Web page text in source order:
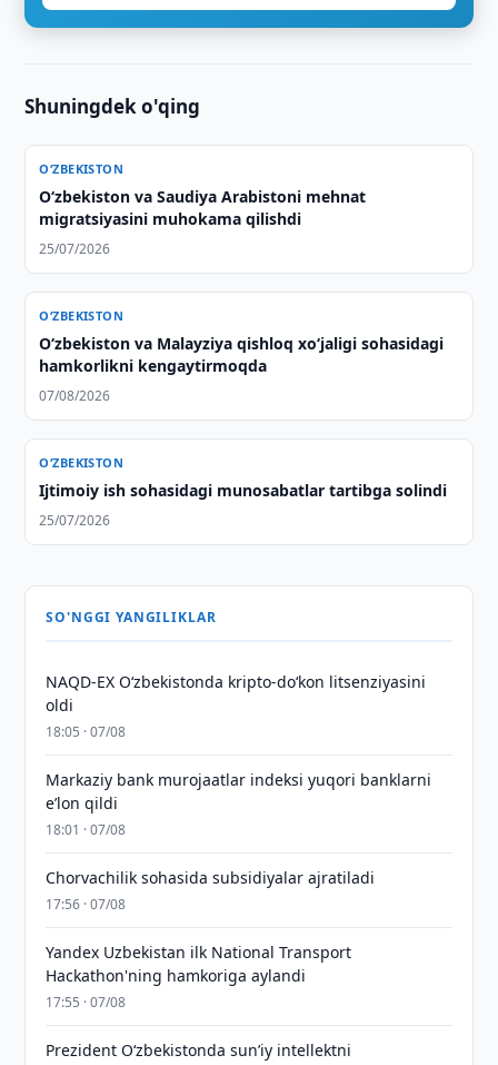
Shuningdek o'qing
O‘ZBEKISTON
Oʻzbekiston va Saudiya Arabistoni mehnat
migratsiyasini muhokama qilishdi
25/07/2026
O‘ZBEKISTON
Oʻzbekiston va Malayziya qishloq xoʻjaligi sohasidagi
hamkorlikni kengaytirmoqda
07/08/2026
O‘ZBEKISTON
Ijtimoiy ish sohasidagi munosabatlar tartibga solindi
25/07/2026
SO'NGGI YANGILIKLAR
NAQD-EX O‘zbekistonda kripto-do‘kon litsenziyasini
oldi
18:05 · 07/08
Markaziy bank murojaatlar indeksi yuqori banklarni
eʼlon qildi
18:01 · 07/08
Chorvachilik sohasida subsidiyalar ajratiladi
17:56 · 07/08
Yandex Uzbekistan ilk National Transport
Hackathon'ning hamkoriga aylandi
17:55 · 07/08
Prezident Oʻzbekistonda sunʼiy intellektni